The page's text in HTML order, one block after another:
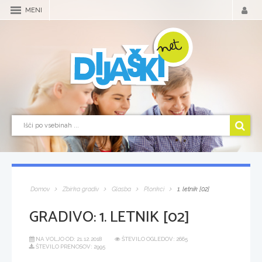
MENI
Domov Zbirka gradiv Glasba Plonkci 1. letnik [02]
GRADIVO:1. LETNIK [02]
NA VOLJO OD: 21.12.2018
ŠTEVILO OGLEDOV: 2665
ŠTEVILO PRENOSOV: 2995